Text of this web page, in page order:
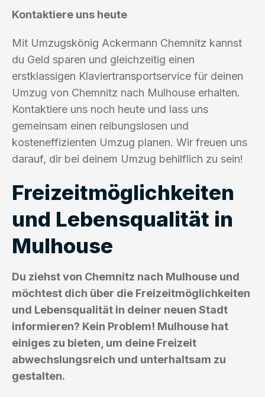
Kontaktiere uns heute
Mit Umzugskönig Ackermann Chemnitz kannst
du Geld sparen und gleichzeitig einen
erstklassigen Klaviertransportservice für deinen
Umzug von Chemnitz nach Mulhouse erhalten.
Kontaktiere uns noch heute und lass uns
gemeinsam einen reibungslosen und
kosteneffizienten Umzug planen. Wir freuen uns
darauf, dir bei deinem Umzug behilflich zu sein!
Freizeitmöglichkeiten
und Lebensqualität in
Mulhouse
Du ziehst von Chemnitz nach Mulhouse und
möchtest dich über die Freizeitmöglichkeiten
und Lebensqualität in deiner neuen Stadt
informieren? Kein Problem! Mulhouse hat
einiges zu bieten, um deine Freizeit
abwechslungsreich und unterhaltsam zu
gestalten.